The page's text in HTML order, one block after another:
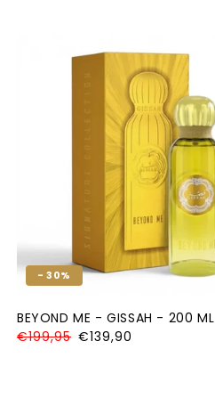
- 30%
BEYOND ME - GISSAH - 200 ML
Normale
€199,95 Aanbiedingsprijs
€139,90